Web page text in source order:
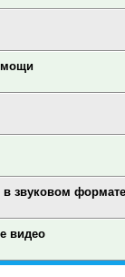
в звуковом формате
видео